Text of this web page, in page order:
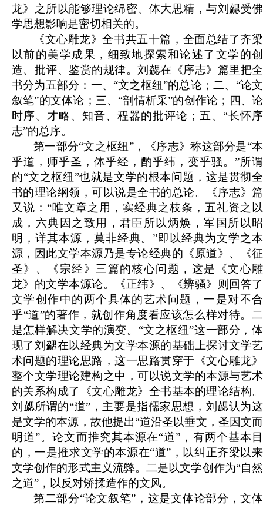
龙》之所以能够理论绵密、体大思精，与刘勰受佛
学思想影响是密切相关的。
《文心雕龙》全书共五十篇，全面总结了齐梁
以前的美学成果，细致地探索和论述了文学的创
造、批评、鉴赏的规律。刘勰在《序志》篇里把全
书分为五部分：一、“文之枢纽”的总论；二、“论文
叙笔”的文体论；三、“剖情析采”的创作论；四、论
时序、才略、知音、程器的批评论；五、“长怀序
志”的总序。
第一部分“文之枢纽”，《序志》称这部分是“本
乎道，师乎圣，体乎经，酌乎纬，变乎骚。”所谓
的“文之枢纽”也就是文学的根本问题，这是贯彻全
书的理论纲领，可以说是全书的总论。《序志》篇
又说：“唯文章之用，实经典之枝条，五礼资之以
成，六典因之致用，君臣所以炳焕，军国所以昭
明，详其本源，莫非经典。”即以经典为文学之本
源，因此文学本源乃是专论经典的《原道》、《征
圣》、《宗经》三篇的核心问题，这是《文心雕
龙》的文学本源论。《正纬》、《辨骚》则回答了
文学创作中的两个具体的艺术问题，一是对不合
乎“道”的著作，就创作角度看应该怎么样对待。二
是怎样解决文学的演变。“文之枢纽”这一部分，体
现了刘勰在以经典为文学本源的基础上探讨文学艺
术问题的理论思路，这一思路贯穿于《文心雕龙》
整个文学理论建构之中，可以说文学的本源与艺术
的关系构成了《文心雕龙》全书基本的理论结构。
刘勰所谓的“道”，主要是指儒家思想，刘勰认为这
是文学的本源，故他提出“道沿圣以垂文，圣因文而
明道”。论文而推究其本源在“道”，有两个基本目
的，一是推求文学的本源在“道”，以纠正齐梁以来
文学创作的形式主义流弊。二是以文学创作为“自然
之道”，以反对矫揉造作的文风。
第二部分“论文叙笔”，这是文体论部分，文体